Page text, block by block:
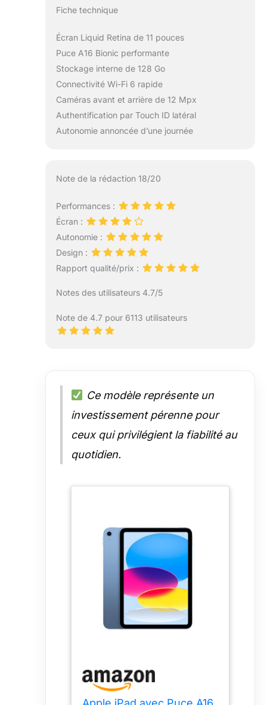
ET PAIEMENT
AVEC TOUCH ID –
Touch ID est
intégré au bouton
supérieur. Vous
pouvez ainsi
utiliser votre
empreinte
digi¬tale pour
apps ou effectuer
sécurisés avec
CAMÉRAS
d’une caméra
Center Stage,
appels vidéo et les
documents,
prendre des
photos et tourner
des vidéos 4K. *
caractéristiques
savoir plus.
Fiche technique
Écran Liquid Retina de 11 pouces
Puce A16 Bionic performante
Stockage interne de 128 Go
Connectivité Wi-Fi 6 rapide
Caméras avant et arrière de 12 Mpx
Authentification par Touch ID latéral
Autonomie annoncée d’une journée
Note de la rédaction 18/20
Performances :
Écran :
Autonomie :
Design :
Rapport qualité/prix :
Notes des utilisateurs 4.7/5
Note de 4.7 pour 6113 utilisateurs
Ce modèle représente un
investissement pérenne pour
ceux qui privilégient la fiabilité au
quotidien.